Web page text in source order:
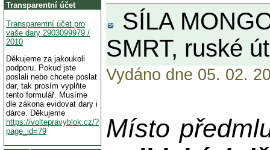
Transparentní účet
Transparentní účet pro
vaše dary 2903099979 /
2010
Děkujeme za jakoukoli
podporu. Pokud jste
poslali nebo chcete poslat
dar, tak prosím vyplňte
tento formulář. Musíme
dle zákona evidovat dary i
dárce. Děkujeme
https://voltepravyblok.cz/?
page_id=79
SÍLA
SMRT, ruské
Vydáno dne 05. 02.
Místo